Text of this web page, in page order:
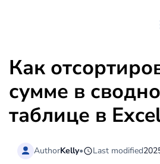
Как
сумме в
таблице в
AuthorKelly• Last modified